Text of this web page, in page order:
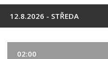
12.8.2026 - STŘEDA
02:00